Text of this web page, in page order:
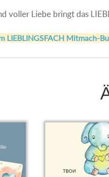
voller Liebe bringt das
LIEBLINGSFACH Mitmach-